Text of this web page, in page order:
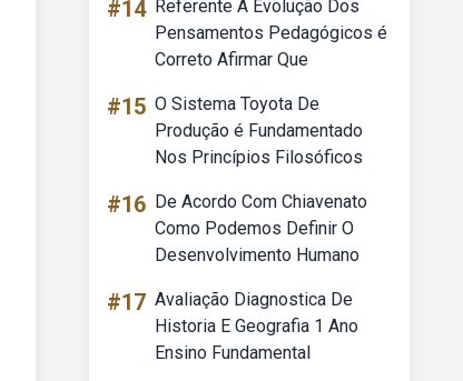
#14 Referente A Evolução Dos
Pensamentos Pedagógicos é
Correto Afirmar Que
#15 O Sistema Toyota De
Produção é Fundamentado
Nos Princípios Filosóficos
#16 De Acordo Com Chiavenato
Como Podemos Definir O
Desenvolvimento Humano
#17 Avaliação Diagnostica De
Historia E Geografia 1 Ano
Ensino Fundamental